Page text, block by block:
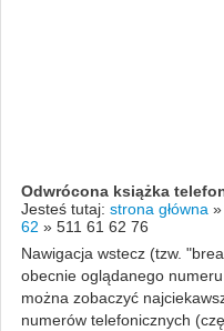
Odwrócona książka
Jesteś tutaj: strona główna »
62 » 511 61 62 76
Nawigacja wstecz (tzw.
obecnie oglądanego
można zobaczyć
numerów telefonicznych